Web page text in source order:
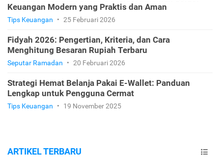
Keuangan Modern yang Praktis dan Aman
Tips Keuangan • 25 Februari 2026
Fidyah 2026: Pengertian, Kriteria, dan Cara
Menghitung Besaran Rupiah Terbaru
Seputar Ramadan • 20 Februari 2026
Strategi Hemat Belanja Pakai E-Wallet: Panduan
Lengkap untuk Pengguna Cermat
Tips Keuangan • 19 November 2025
ARTIKEL TERBARU